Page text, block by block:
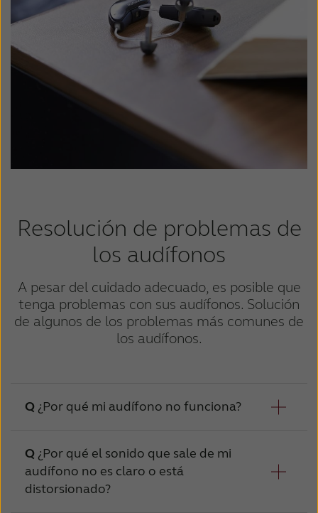
Resolución de problemas de
los audífonos
A pesar del cuidado adecuado, es posible que
tenga problemas con sus audífonos. Solución
de algunos de los problemas más comunes de
los audífonos.
¿Por qué mi audífono no funciona?
Causa
¿Por qué el sonido que sale de mi
audífono no es claro o está
distorsionado?